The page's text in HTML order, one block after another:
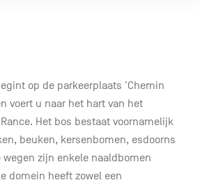
op de parkeerplaats 'Chemin
voert u naar het hart van het
Het bos bestaat voornamelijk
beuken, kersenbomen, esdoorns
wegen zijn enkele naaldbomen
domein heeft zowel een